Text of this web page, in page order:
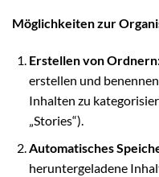
Möglichkeiten zur
Erstellen von
erstellen und
Inhalten zu
„Stories“).
Automatisches
heruntergeladene